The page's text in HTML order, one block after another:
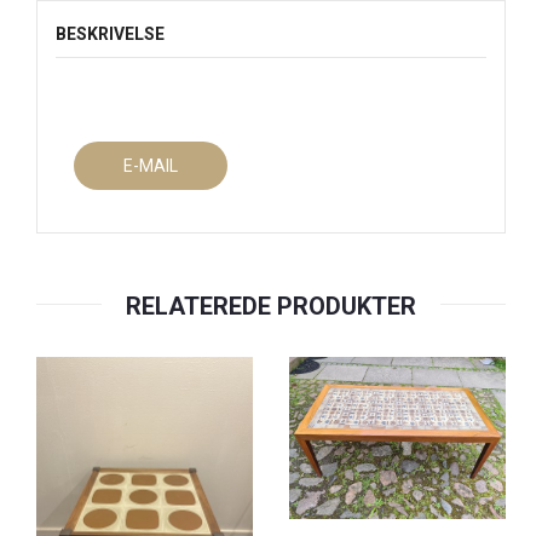
BESKRIVELSE
E-MAIL
RELATEREDE PRODUKTER